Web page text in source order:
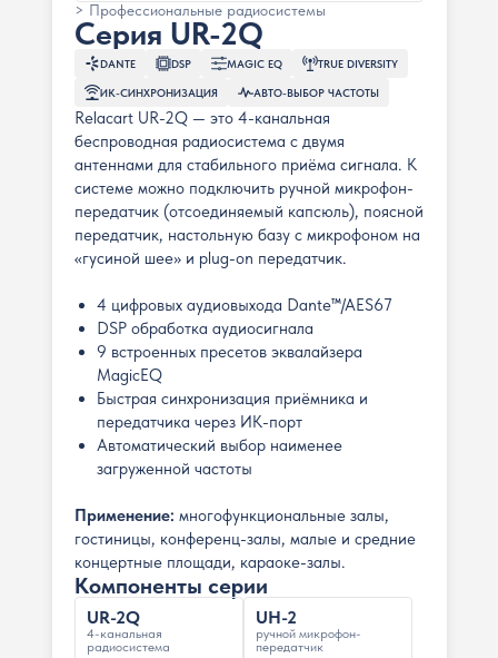
> Профессиональные радиосистемы
Серия UR-2Q
DANTE DSP MAGIC EQ TRUE DIVERSITY
ИК-СИНХРОНИЗАЦИЯ АВТО-ВЫБОР ЧАСТОТЫ
Relacart UR-2Q — это 4-канальная
беспроводная радиосистема с двумя
антеннами для стабильного приёма сигнала. К
системе можно подключить ручной микрофон-
передатчик (отсоединяемый капсюль), поясной
передатчик, настольную базу с микрофоном на
«гусиной шее» и plug-on передатчик.
4 цифровых аудиовыхода Dante™/AES67
DSP обработка аудиосигнала
9 встроенных пресетов эквалайзера
MagicEQ
Быстрая синхронизация приёмника и
передатчика через ИК-порт
Автоматический выбор наименее
загруженной частоты
Применение: многофункциональные залы,
гостиницы, конференц-залы, малые и средние
концертные площади, караоке-залы.
Компоненты серии
UR-2Q
4-канальная
радиосистема
UH-2
ручной микрофон-
передатчик